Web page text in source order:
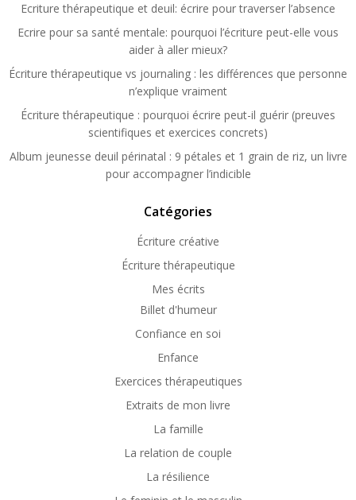
Ecriture thérapeutique et deuil: écrire pour traverser l’absence
Ecrire pour sa santé mentale: pourquoi l’écriture peut-elle vous
aider à aller mieux?
Écriture thérapeutique vs journaling : les différences que personne
n’explique vraiment
Écriture thérapeutique : pourquoi écrire peut-il guérir (preuves
scientifiques et exercices concrets)
Album jeunesse deuil périnatal : 9 pétales et 1 grain de riz, un livre
pour accompagner l’indicible
Catégories
Écriture créative
Écriture thérapeutique
Mes écrits
Billet d'humeur
Confiance en soi
Enfance
Exercices thérapeutiques
Extraits de mon livre
La famille
La relation de couple
La résilience